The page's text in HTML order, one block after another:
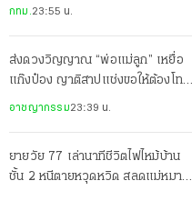
กทม.23:55 น.
ส่งดวงวิญญาณ “พ่อแม่ลูก” เหยื่อ
แก๊งป๋อง ญาติสาปแช่งขอให้ต้องโทษ
อาชญากรรม23:39 น.
ยายวัย 77 เล่านาทีชีวิตไฟไหม้บ้าน
ชั้น 2 หนีตายหวุดหวิด สลดแม่หมา